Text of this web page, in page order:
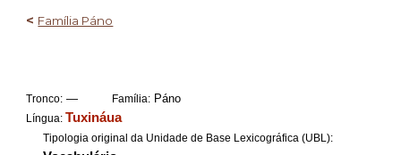
< Família Páno
Tronco: — Família: Páno
Língua: Tuxináua
Tipologia original da Unidade de Base Lexicográfica (UBL):